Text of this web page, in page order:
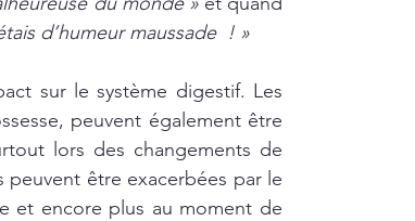
d’humeur maussade  ! »
sur le système digestif. Les
peuvent également être
lors des changements de
peuvent être exacerbées par le
et encore plus au moment de